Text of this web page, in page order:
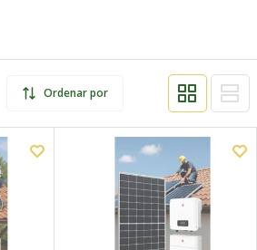
Ordenar por